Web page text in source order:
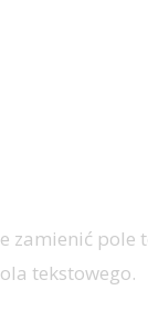
zamienić
tekstowego.